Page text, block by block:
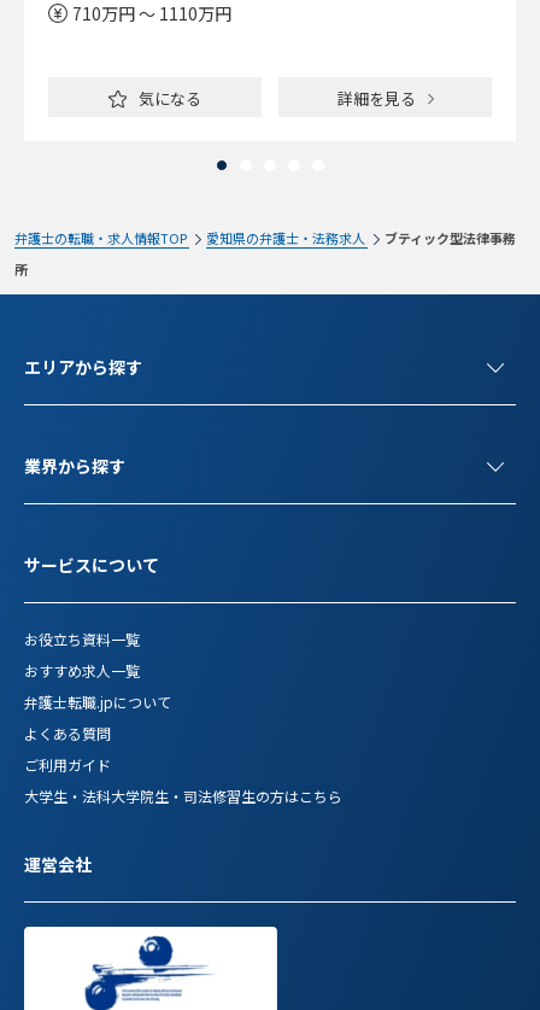
710万円 ～ 1110万円
気になる 詳細を見る
弁護士の転職・求人情報TOP 愛知県の弁護士・法務求人
ブティック型法律事務
所
エリアから探す
業界から探す
サービスについて
お役立ち資料一覧
おすすめ求人一覧
弁護士転職.jpについて
よくある質問
ご利用ガイド
大学生・法科大学院生・司法修習生の方はこちら
運営会社